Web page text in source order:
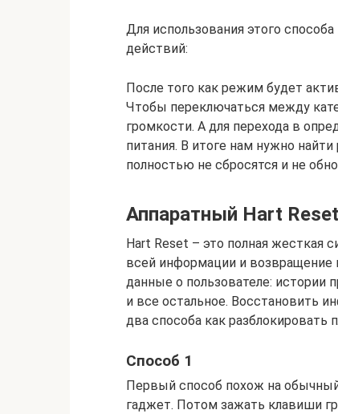
Для использования этого
действий:
После того как режим будет
Чтобы переключаться между
громкости. А для перехода в
питания. В итоге нам нужно
полностью не сбросятся и не
Аппаратный Hart Reset
Hart Reset – это полная жесткая
всей информации и возвращение
данные о пользователе: истории
и все остальное. Восстановить
два способа как
Способ 1
Первый способ похож на
гаджет. Потом зажать клавиши